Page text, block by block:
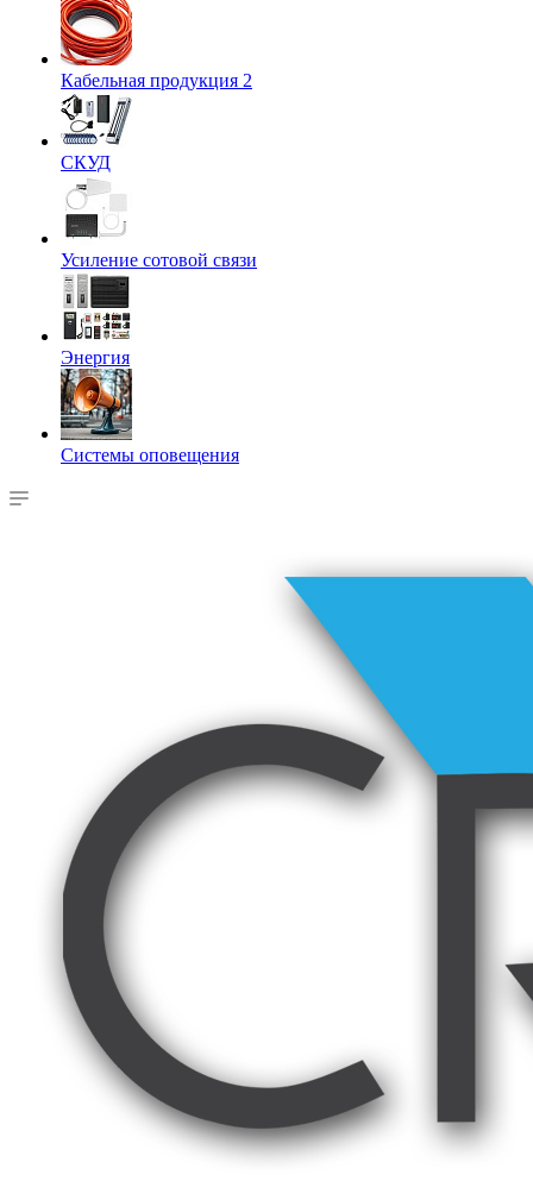
Кабельная продукция 2
СКУД
Усиление сотовой связи
Энергия
Системы оповещения